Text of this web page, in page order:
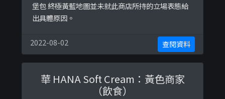
堡包 終極黃藍地圖並未就此商店所持的立場表態給
出具體原因。
2022-08-02 查閱資料
華 HANA Soft Cream：黃色商家
（飲食）